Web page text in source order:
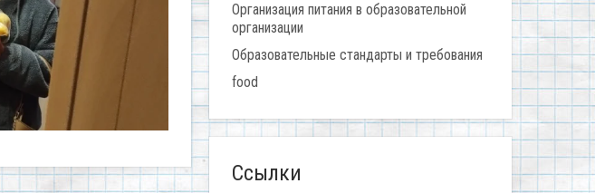
Организация питания в образовательной
организации
Образовательные стандарты и требования
food
Ссылки